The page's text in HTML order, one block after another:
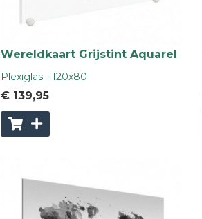
Wereldkaart Grijstint Aquarel
Plexiglas - 120x80
€ 139,95